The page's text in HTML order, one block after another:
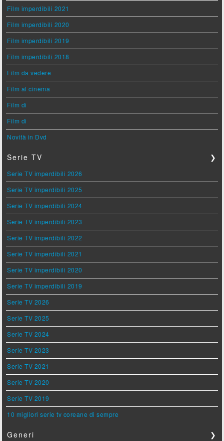
Film imperdibili 2021
Film imperdibili 2020
Film imperdibili 2019
Film imperdibili 2018
Film da vedere
Film al cinema
Film di
Film di
Novità in Dvd
Serie TV ❯
Serie TV imperdibili 2026
Serie TV imperdibili 2025
Serie TV imperdibili 2024
Serie TV imperdibili 2023
Serie TV imperdibili 2022
Serie TV imperdibili 2021
Serie TV imperdibili 2020
Serie TV imperdibili 2019
Serie TV 2026
Serie TV 2025
Serie TV 2024
Serie TV 2023
Serie TV 2021
Serie TV 2020
Serie TV 2019
10 migliori serie tv coreane di sempre
Generi ❯